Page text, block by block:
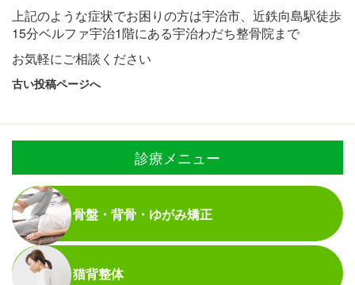
上記のような症状でお困りの方は宇治市、近鉄向島駅徒歩
15分ベルファ宇治1階にある宇治わだち整骨院まで
お気軽にご相談ください
古い投稿ページへ
診療メニュー
骨盤・背骨・ゆがみ矯正
猫背整体